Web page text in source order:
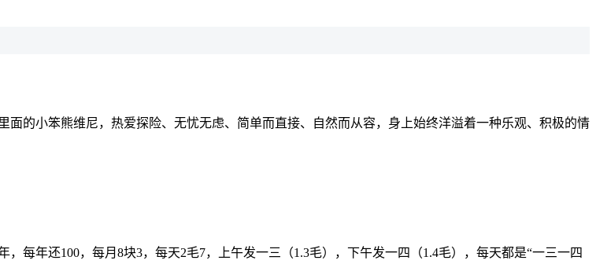
的小笨熊维尼，热爱探险、无忧无虑、简单而直接、自然而从容，身上始终洋溢着一种乐观、积极的情
每年还100，每月8块3，每天2毛7，上午发一三（1.3毛），下午发一四（1.4毛），每天都是“一三一四